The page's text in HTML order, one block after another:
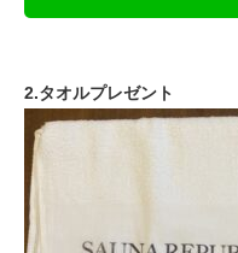
2.タオルプレゼント